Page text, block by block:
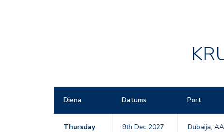
Diena Datums Port
Thursday 9th Dec 2027 Dubaija,